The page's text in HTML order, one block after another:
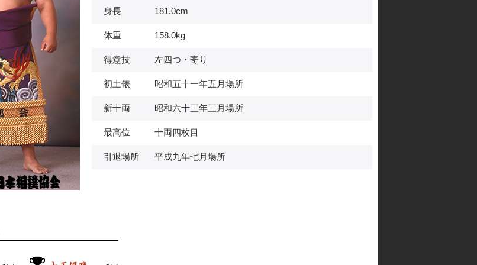
身長 181.0cm
体重 158.0kg
得意技 左四つ・寄り
初土俵 昭和五十一年五月場所
新十両 昭和六十三年三月場所
最高位 十両四枚目
引退場所 平成九年七月場所